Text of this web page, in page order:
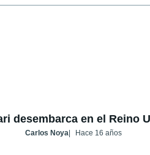
desembarca en el Reino
Carlos Noya Hace 16 años